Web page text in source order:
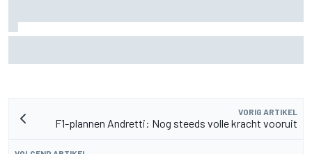
VORIG ARTIKEL
F1-plannen Andretti: Nog steeds volle kracht vooruit